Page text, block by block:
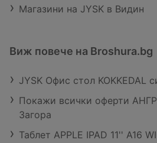
Магазини на JYSK в Видин
Виж повече на Broshura.bg
JYSK Офис стол KOKKEDAL
Покажи всички оферти
Загора
Таблет APPLE IPAD 11'' A16